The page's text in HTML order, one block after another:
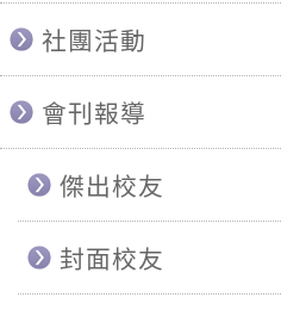
社團活動
會刊報導
傑出校友
封面校友